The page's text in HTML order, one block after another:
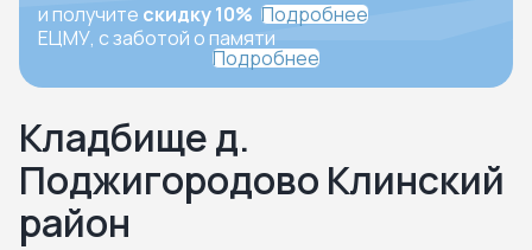
и получите скидку 10% Подробнее
ЕЦМУ, с заботой о памяти
Подробнее
Кладбище д.
Поджигородово Клинский
район